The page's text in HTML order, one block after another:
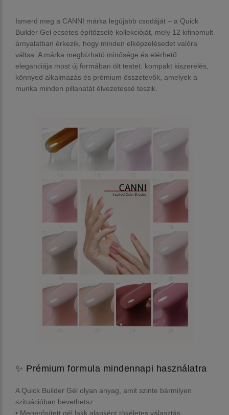
Ismerd meg a CANNI márka legújabb csodáját – a Quick
Builder Gel ecsetes építőzselé kollekcióját, mely 12 kifinomult
árnyalatban érkezik, hogy minden elképzelésedet valóra
váltsa. A márka megbízható minősége és elérhető
eleganciája most új formában ölt testet: kompakt kiszerelés,
könnyed alkalmazás és prémium összetevők, amelyek a
munka minden pillanatát élvezetessé teszik.
✨ Prémium formula mindennapi használatra
A Quick Builder Gél olyan anyag, amit szinte bármilyen
szituációban bevethetsz:
• Megerősített gél lakk alapként tökéletes választás